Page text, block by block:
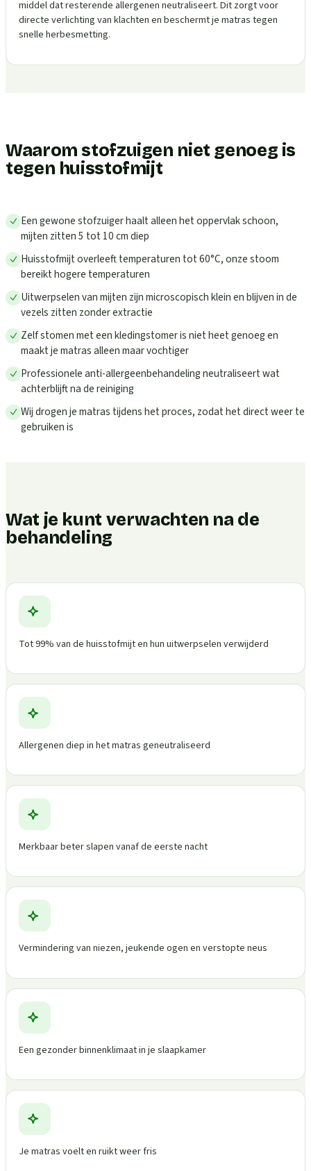
middel dat resterende allergenen neutraliseert. Dit zorgt voor
directe verlichting van klachten en beschermt je matras tegen
snelle herbesmetting.
Waarom stofzuigen niet genoeg is
tegen huisstofmijt
Een gewone stofzuiger haalt alleen het oppervlak schoon,
mijten zitten 5 tot 10 cm diep
Huisstofmijt overleeft temperaturen tot 60°C, onze stoom
bereikt hogere temperaturen
Uitwerpselen van mijten zijn microscopisch klein en blijven in de
vezels zitten zonder extractie
Zelf stomen met een kledingstomer is niet heet genoeg en
maakt je matras alleen maar vochtiger
Professionele anti-allergeenbehandeling neutraliseert wat
achterblijft na de reiniging
Wij drogen je matras tijdens het proces, zodat het direct weer te
gebruiken is
Wat je kunt verwachten na de
behandeling
Tot 99% van de huisstofmijt en hun uitwerpselen verwijderd
Allergenen diep in het matras geneutraliseerd
Merkbaar beter slapen vanaf de eerste nacht
Vermindering van niezen, jeukende ogen en verstopte neus
Een gezonder binnenklimaat in je slaapkamer
Je matras voelt en ruikt weer fris